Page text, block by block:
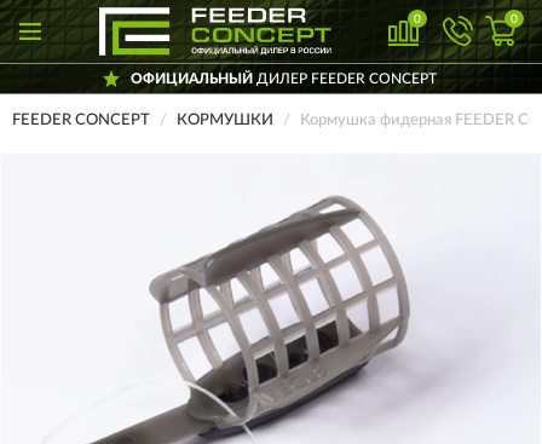
0 0
ОФИЦИАЛЬНЫЙ ДИЛЕР FEEDER CONCEPT
FEEDER CONCEPT КОРМУШКИ Кормушка фидерная FEEDER